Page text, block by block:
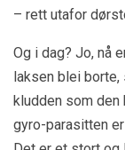
– rett utafor
Og i dag? Jo, nå
laksen blei
kludden som den
gyro-parasitten